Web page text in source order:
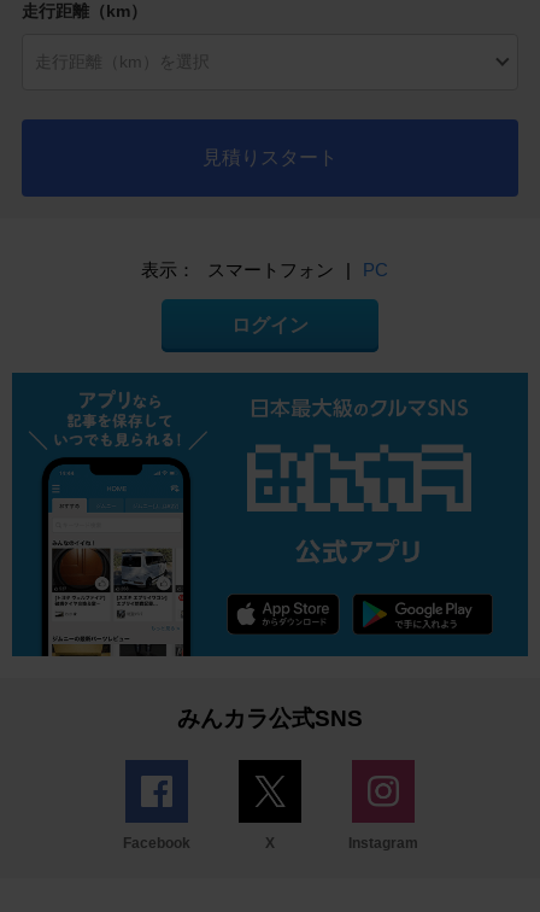
走行距離（km）
見積りスタート
表示： スマートフォン | PC
ログイン
みんカラ公式SNS
Facebook X Instagram